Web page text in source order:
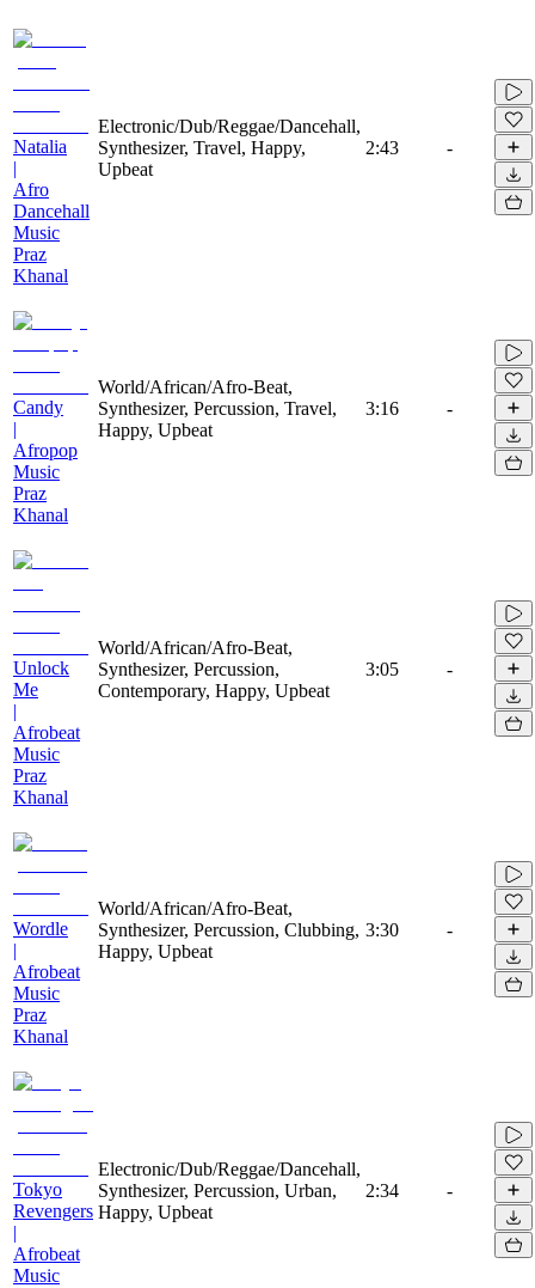
Natalia
|
Afro
Dancehall
Music
Praz
Khanal
Electronic/Dub/Reggae/Dancehall,
Synthesizer, Travel, Happy,
Upbeat
2:43 -
Candy
|
Afropop
Music
Praz
Khanal
World/African/Afro-Beat,
Synthesizer, Percussion, Travel,
Happy, Upbeat
3:16 -
Unlock
Me
|
Afrobeat
Music
Praz
Khanal
World/African/Afro-Beat,
Synthesizer, Percussion,
Contemporary, Happy, Upbeat
3:05 -
Wordle
|
Afrobeat
Music
Praz
Khanal
World/African/Afro-Beat,
Synthesizer, Percussion, Clubbing,
Happy, Upbeat
3:30 -
Tokyo
Revengers
|
Afrobeat
Music
Electronic/Dub/Reggae/Dancehall,
Synthesizer, Percussion, Urban,
Happy, Upbeat
2:34 -